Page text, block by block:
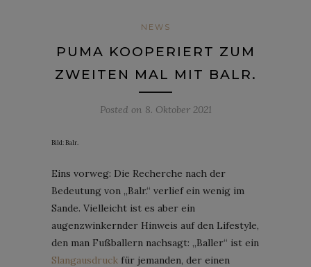
NEWS
PUMA KOOPERIERT ZUM
ZWEITEN MAL MIT BALR.
Posted on 8. Oktober 2021
Bild: Balr.
Eins vorweg: Die Recherche nach der
Bedeutung von „Balr.“ verlief ein wenig im
Sande. Vielleicht ist es aber ein
augenzwinkernder Hinweis auf den Lifestyle,
den man Fußballern nachsagt: „Baller“ ist ein
Slangausdruck für jemanden, der einen